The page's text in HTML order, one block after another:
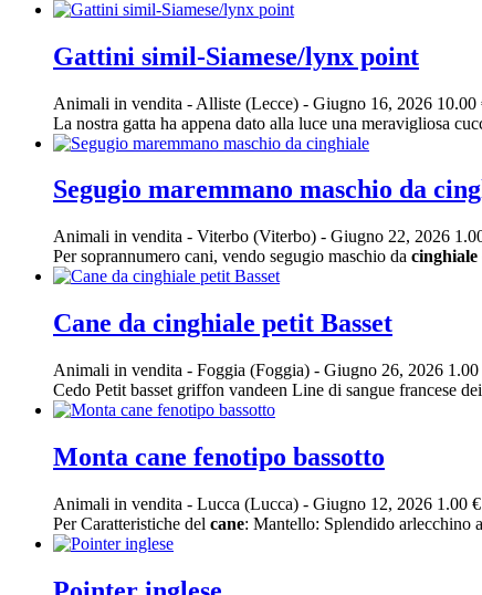
Gattini simil-Siamese/lynx point
Animali in vendita - Alliste (Lecce) - Giugno 16, 2026 10.00
La nostra gatta ha appena dato alla luce una meravigliosa
Segugio maremmano maschio da
Animali in vendita - Viterbo (Viterbo) - Giugno 22, 2026
Per soprannumero cani, vendo segugio maschio da cinghiale
Cane da cinghiale petit Basset
Animali in vendita - Foggia (Foggia) - Giugno 26, 2026 1.00
Cedo Petit basset griffon vandeen Line di sangue francese
Monta cane fenotipo bassotto
Animali in vendita - Lucca (Lucca) - Giugno 12, 2026 1.00 €
Per Caratteristiche del cane: Mantello: Splendido arlecchino